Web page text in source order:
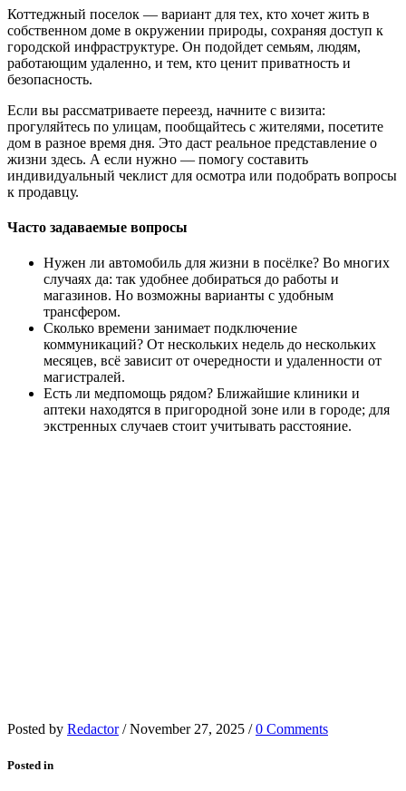
Коттеджный поселок — вариант для тех, кто хочет жить в
собственном доме в окружении природы, сохраняя доступ к
городской инфраструктуре. Он подойдет семьям, людям,
работающим удаленно, и тем, кто ценит приватность и
безопасность.
Если вы рассматриваете переезд, начните с визита:
прогуляйтесь по улицам, пообщайтесь с жителями, посетите
дом в разное время дня. Это даст реальное представление о
жизни здесь. А если нужно — помогу составить
индивидуальный чеклист для осмотра или подобрать вопросы
к продавцу.
Часто задаваемые вопросы
Нужен ли автомобиль для жизни в посёлке? Во многих
случаях да: так удобнее добираться до работы и
магазинов. Но возможны варианты с удобным
трансфером.
Сколько времени занимает подключение
коммуникаций? От нескольких недель до нескольких
месяцев, всё зависит от очередности и удаленности от
магистралей.
Есть ли медпомощь рядом? Ближайшие клиники и
аптеки находятся в пригородной зоне или в городе; для
экстренных случаев стоит учитывать расстояние.
Posted by Redactor / November 27, 2025 / 0 Comments
Posted in